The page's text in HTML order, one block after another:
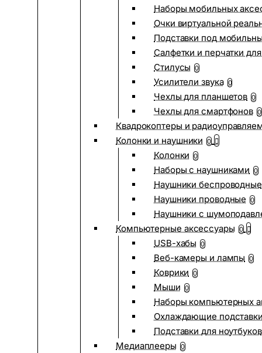
Наборы мобильных
Очки виртуальной
Подставки под
Салфетки и перчатки
Стилусы 0
Усилители звука 0
Чехлы для планшетов 0
Чехлы для смартфонов 0
Квадрокоптеры и
Колонки и наушники 0
Колонки 0
Наборы с наушниками 0
Наушники беспроводные
Наушники проводные 0
Наушники с
Компьютерные аксессуары 0
USB-хабы 0
Веб-камеры и лампы 0
Коврики 0
Мыши 0
Наборы компьютерных
Охлаждающие
Подставки для ноутбуков
Медиаплееры 0